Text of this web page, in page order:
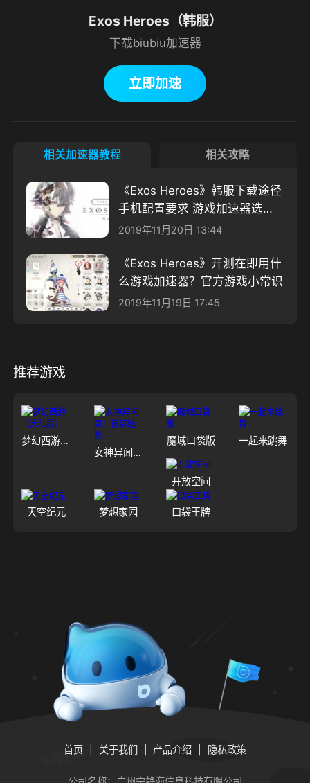
Exos Heroes（韩服）
下载biubiu加速器
立即加速
相关加速器教程 相关攻略
《Exos Heroes》韩服下载途径
手机配置要求 游戏加速器选择
等系列问题
2019年11月20日 13:44
《Exos Heroes》开测在即用什
么游戏加速器？官方游戏小常识
2019年11月19日 17:45
推荐游戏
梦幻西游（大陆服）
女神异闻录：夜幕魅影
魔域口袋版 一起来跳舞
开放空间
天空纪元 梦想家园 口袋王牌
首页 关于我们 产品介绍 隐私政策